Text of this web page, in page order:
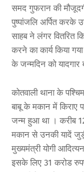
समद गुफरान की
पुष्पांजलि अर्पित करके
साहब ने लंगर वितरित
करने का कार्य किया
के जन्मदिन को यादगार
कोतवाली थाना के
बाबू के मकान में किराए
जन्म हुआ था । करीब
मकान से उनकी यादें
मुख्यमंत्री योगी
इसके लिए 31 करोड